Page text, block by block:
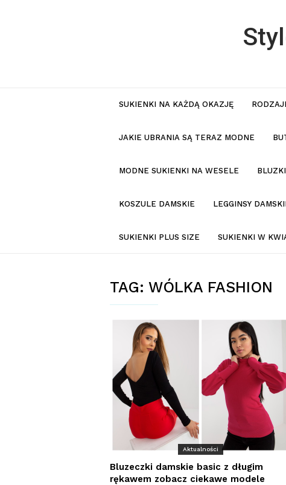
SUKIENKI NA KAŻDĄ OKAZJĘ
JAKIE UBRANIA SĄ TERAZ MODNE
MODNE SUKIENKI NA WESELE
KOSZULE DAMSKIE LEGGINSY
SUKIENKI PLUS SIZE SUKIENKI W
TAG: WÓLKA FASHION
Aktualności
Bluzeczki damskie basic z długim
rękawem zobacz ciekawe modele